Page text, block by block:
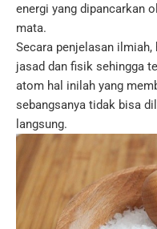
energi yang dipancarkan
mata.
Secara penjelasan
jasad dan fisik sehingga
atom hal inilah yang
sebangsanya tidak bisa
langsung.